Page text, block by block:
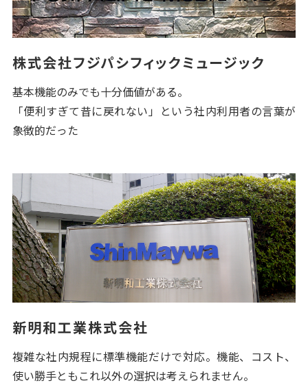
株式会社フジパシフィックミュージック
基本機能のみでも十分価値がある。
「便利すぎて昔に戻れない」という社内利用者の言葉が
象徴的だった
新明和工業株式会社
複雑な社内規程に標準機能だけで対応。機能、コスト、
使い勝手ともこれ以外の選択は考えられません。